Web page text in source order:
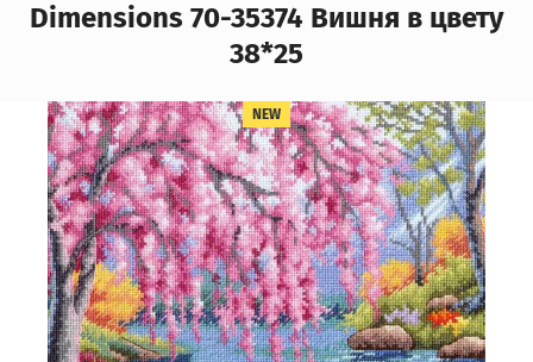
Dimensions 70-35374 Вишня в цвету
38*25
NEW